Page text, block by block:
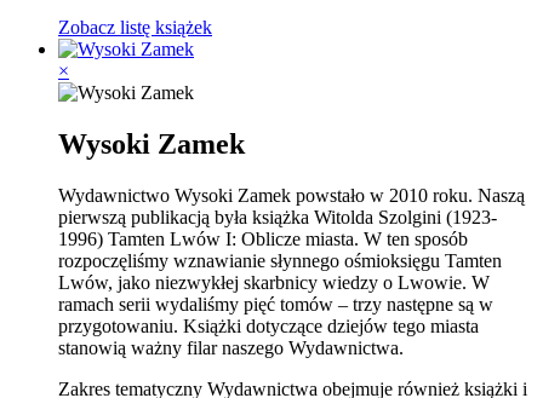
Zobacz listę książek
×
Wysoki Zamek
Wydawnictwo Wysoki Zamek powstało w 2010 roku. Naszą
pierwszą publikacją była książka Witolda Szolgini (1923-
1996) Tamten Lwów I: Oblicze miasta. W ten sposób
rozpoczęliśmy wznawianie słynnego ośmioksięgu Tamten
Lwów, jako niezwykłej skarbnicy wiedzy o Lwowie. W
ramach serii wydaliśmy pięć tomów – trzy następne są w
przygotowaniu. Książki dotyczące dziejów tego miasta
stanowią ważny filar naszego Wydawnictwa.
Zakres tematyczny Wydawnictwa obejmuje również książki i